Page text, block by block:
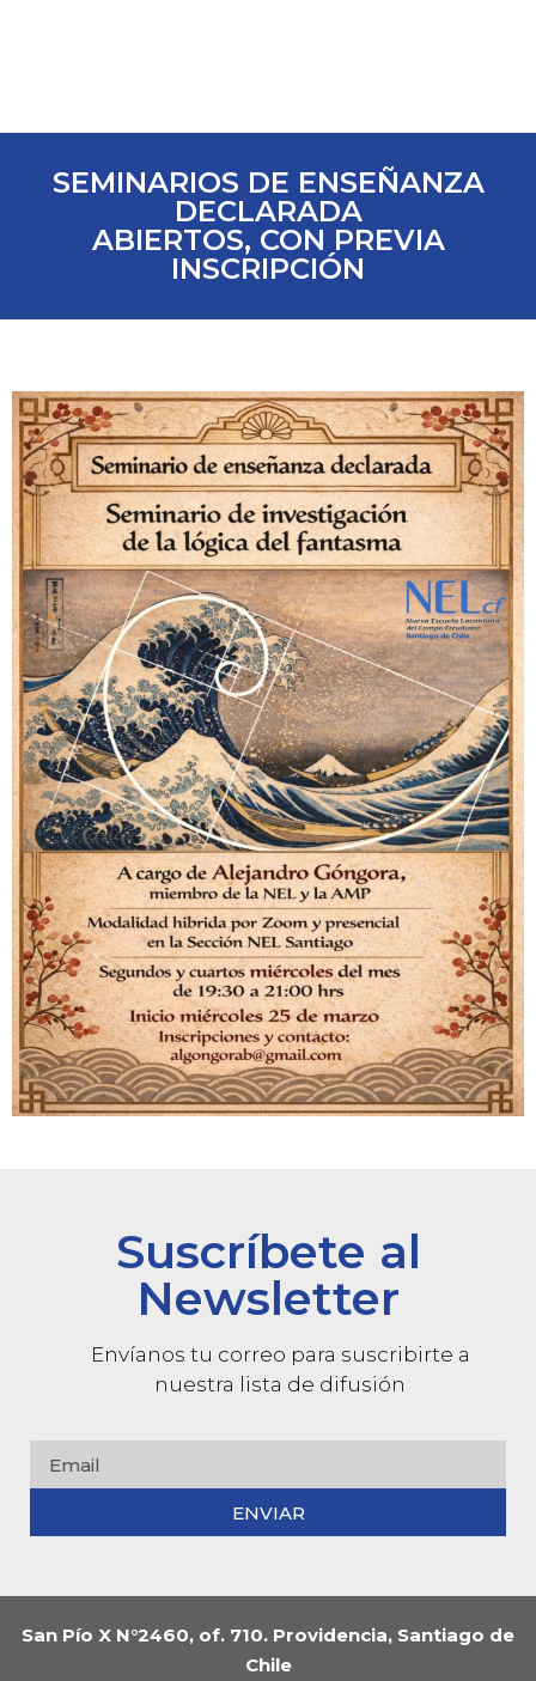
SEMINARIOS DE ENSEÑANZA
DECLARADA
ABIERTOS, CON PREVIA
INSCRIPCIÓN
Suscríbete al
Newsletter
Envíanos tu correo para suscribirte a
nuestra lista de difusión
ENVIAR
San Pío X N°2460, of. 710. Providencia, Santiago de
Chile